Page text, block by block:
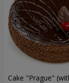
Cake "Prague"